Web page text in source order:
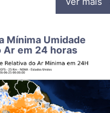
Mínima Umidade
Ar em 24 horas